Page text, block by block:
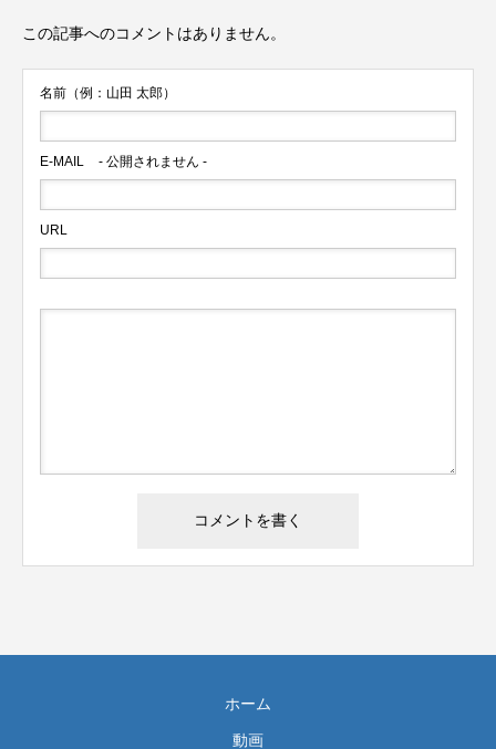
この記事へのコメントはありません。
名前（例：山田 太郎）
E-MAIL - 公開されません -
URL
ホーム
動画